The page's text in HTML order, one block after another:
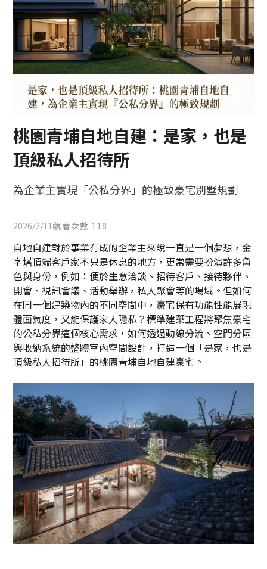
桃園青埔自地自建：是家，也是
頂級私人招待所
為企業主實現「公私分界」的極致豪宅別墅規劃
2026/2/11觀看次數 118
自地自建對於事業有成的企業主來說一直是一個夢想，金
字塔頂端客戶家不只是休息的地方，更常需要扮演許多角
色與身份，例如：便於生意洽談、招待客戶、接待夥伴、
開會、視訊會議、活動舉辦，私人聚會等的場域。但如何
在同一個建築物內的不同空間中，豪宅保有功能性能展現
體面氣度，又能保護家人隱私？標準建築工程將聚焦豪宅
的公私分界這個核心需求，如何透過動線分流、空間分區
與收納系統的整體室內空間設計，打造一個「是家，也是
頂級私人招待所」的桃園青埔自地自建豪宅。